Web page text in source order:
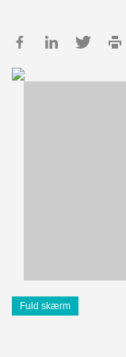
Fuld skærm